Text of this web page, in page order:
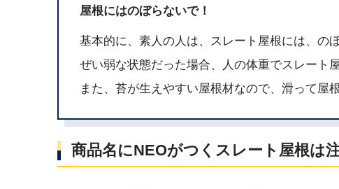
屋根にはのぼらないで！
基本的に、素人の人は、スレート屋根には、の
ぜい弱な状態だった場合、人の体重でスレート
また、苔が生えやすい屋根材なので、滑って屋
商品名にNEOがつくスレート屋根は